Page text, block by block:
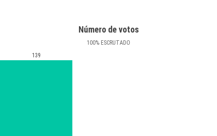
Número de votos
100% ESCRUTADO
139